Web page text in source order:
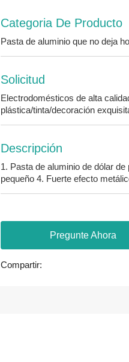
Categoria De Producto
Pasta de aluminio que no deja
Solicitud
Electrodomésticos de alta
plástica/tinta/decoración
Descripción
1. Pasta de aluminio de dólar
pequeño 4. Fuerte efecto
Pregunte Ahora
Compartir: